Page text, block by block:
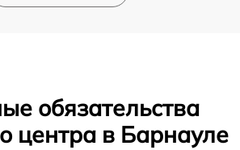
обязательства
центра в Барнауле